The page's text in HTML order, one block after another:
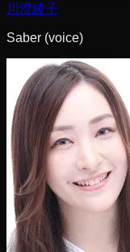
川澄綾子
Saber (voice)